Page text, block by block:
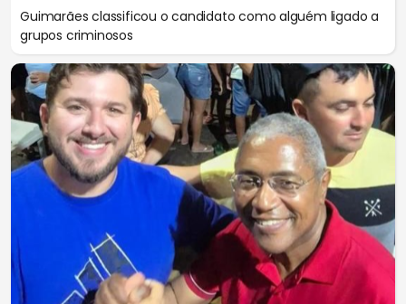
Guimarães classificou o candidato como alguém ligado a
grupos criminosos